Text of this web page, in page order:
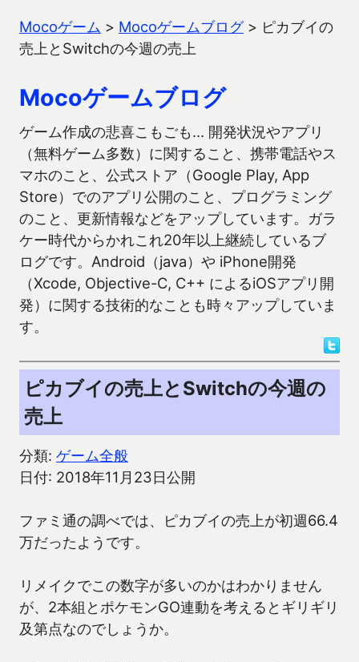
Mocoゲーム > Mocoゲームブログ> ピカブイの
売上とSwitchの今週の売上
Mocoゲームブログ
ゲーム作成の悲喜こもごも… 開発状況やアプリ
（無料ゲーム多数）に関すること、携帯電話やス
マホのこと、公式ストア（Google Play, App
Store）でのアプリ公開のこと、プログラミング
のこと、更新情報などをアップしています。ガラ
ケー時代からかれこれ20年以上継続しているブ
ログです。Android（java）や iPhone開発
（Xcode, Objective-C, C++ によるiOSアプリ開
発）に関する技術的なことも時々アップしていま
す。
ピカブイの売上とSwitchの今週の
売上
分類: ゲーム全般
日付: 2018年11月23日公開
ファミ通の調べでは、ピカブイの売上が初週66.4
万だったようです。
リメイクでこの数字が多いのかはわかりません
が、2本組とポケモンGO連動を考えるとギリギリ
及第点なのでしょうか。